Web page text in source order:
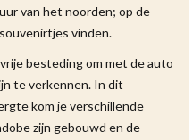
van het noorden; op de
vinden.
besteding om met de auto
te verkennen. In dit
kom je verschillende
zijn gebouwd en de